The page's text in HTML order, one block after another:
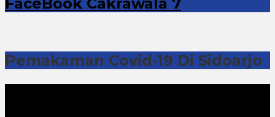
Pemakaman Covid-19 Di Sidoarjo